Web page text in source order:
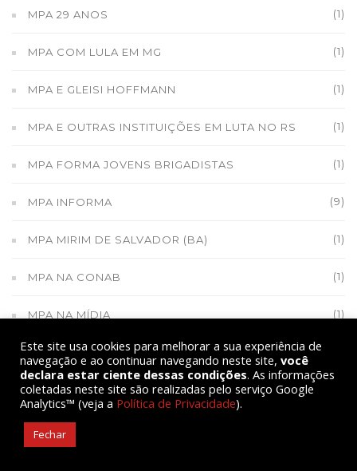
MPA 29 ANOS (1)
MPA COM LULA EM MG (1)
MPA E GLEISI HOFFMANN (1)
MPA E OUTRAS INSTITUIÇÕES EM LUTA NO RS (1)
MPA FORMA JOVENS BRIGADISTAS (1)
MPA INFORMA (9)
MPA MIRIM DE SALVADOR (BA) (1)
MPA NA CONAB (1)
MPA NA MÍDIA (1)
MPA NA POSSE DE NOVOS MINISTROS
MPA NA PRÉ-COP 30 EM BONN
Este site usa cookies para melhorar a sua experiência de
navegação e ao continuar navegando neste site, você
declara estar ciente dessas condições. As informações
coletadas neste site são realizadas pelo serviço Google
Analytics™ (veja a Política de Privacidade).
Fechar